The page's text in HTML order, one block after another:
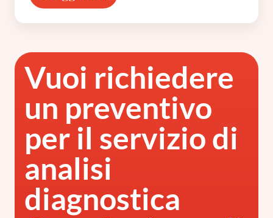
Vuoi richiedere
un preventivo
per il servizio di
analisi
diagnostica